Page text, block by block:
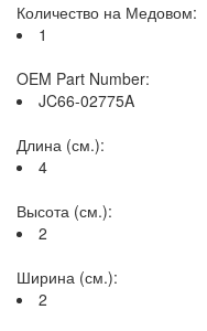
Количество на Медовом:
1
OEM Part Number:
JC66-02775A
Длина (см.):
4
Высота (см.):
2
Ширина (см.):
2